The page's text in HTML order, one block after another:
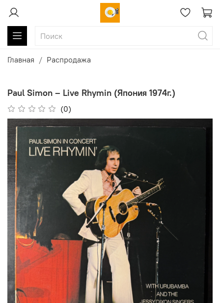
Главная Распродажа
Paul Simon – Live Rhymin (Япония 1974г.)
(0)